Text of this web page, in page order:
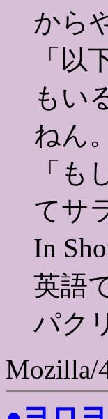
から
「
もい
ねん。
「
てサ
In
英語
パク
Mozilla/